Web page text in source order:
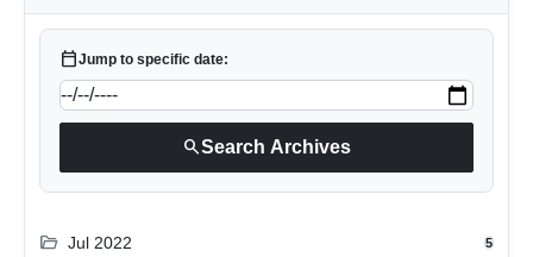
calendar_todayJump to specific date:
searchSearch Archives
folder_open Jul 2022 5